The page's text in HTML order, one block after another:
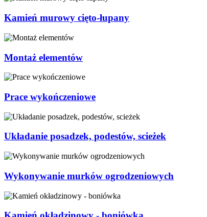
Kamień murowy cięto-łupany
Montaż elementów
Prace wykończeniowe
Układanie posadzek, podestów, scieżek
Wykonywanie murków ogrodzeniowych